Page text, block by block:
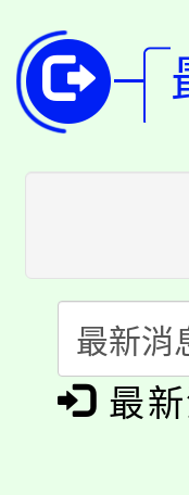
開!
115
田徑
桃園
視費
半價
者。
大園
份教
大溪
份教
淨零
會
115
程
「本
最新